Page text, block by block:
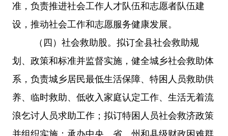
准，负责推进社会工作人才队伍和志愿者队伍建
设，推动社会工作和志愿服务健康发展。
（四） 社会救助股。拟订全县社会救助规
划、政策和标准并监督实施，健全城乡社会救助体
系，负责城乡居民最低生活保障、特困人员救助供
养、临时救助、低收入家庭认定工作、生活无着流
浪乞讨人员求助工作；拟订特困人员社会救济政策
并组织实施；承办中央、省、州和县级财政困难群